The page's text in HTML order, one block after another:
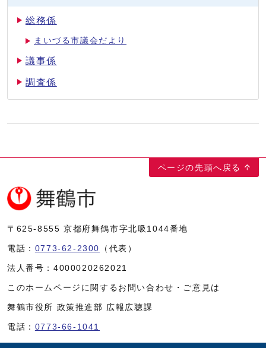
総務係
まいづる市議会だより
議事係
調査係
ページの先頭へ戻る
〒625-8555 京都府舞鶴市字北吸1044番地
電話： 0773-62-2300 （代表）
法人番号： 4000020262021
このホームページに関するお問い合わせ・ご意見は
舞鶴市役所 政策推進部 広報広聴課
電話： 0773-66-1041